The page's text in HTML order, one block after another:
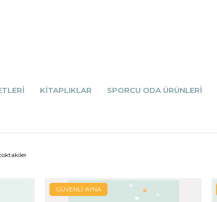
KİTAPLIKLAR SPORCU ODA ÜRÜNLERİ
GÜVENLİ AYNA